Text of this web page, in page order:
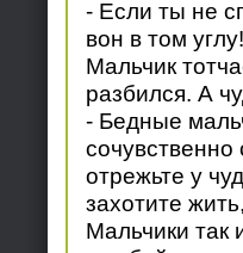
- Если ты не
вон в том
Мальчик
разбился. А
- Бедные
отрежьте у
захотите
Мальчики так